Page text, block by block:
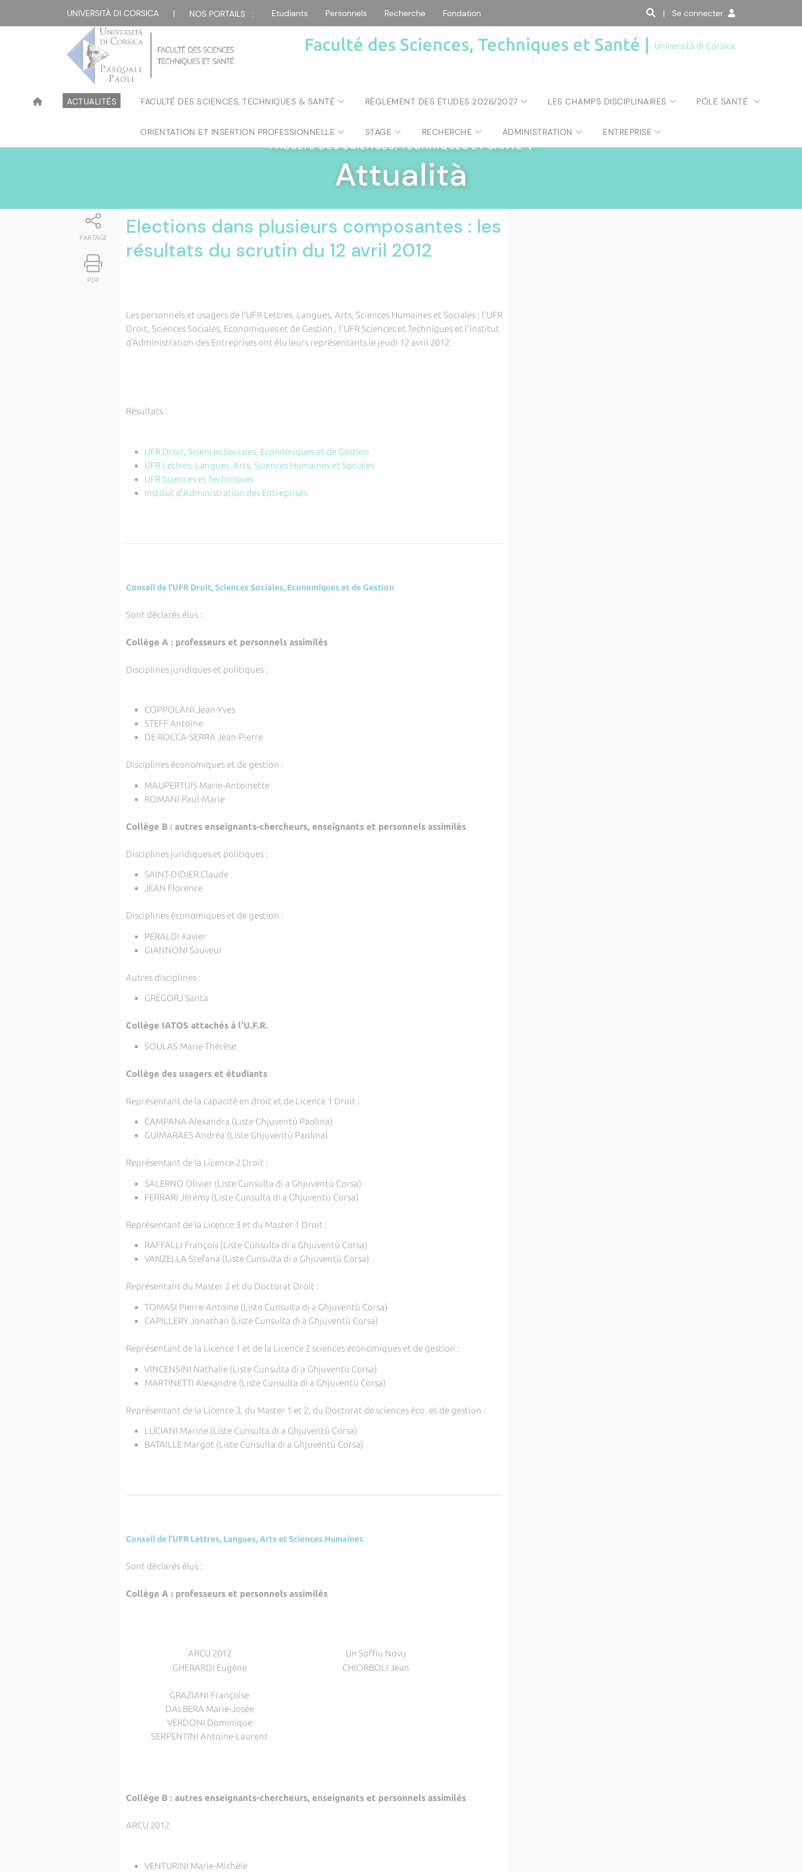
UNIVERSITÀ DI CORSICA | NOS PORTAILS : Etudiants Personnels Recherche Fondation | Se connecter
Faculté des Sciences, Techniques et Santé | Università di Corsica
ACTUALITÉS FACULTÉ DES SCIENCES, TECHNIQUES & SANTÉ RÈGLEMENT DES ÉTUDES 2026/2027 LES CHAMPS DISCIPLINAIRES PÔLE SANTÉ
ORIENTATION ET INSERTION PROFESSIONNELLE STAGE RECHERCHE ADMINISTRATION ENTREPRISE
FACULTÉ DES SCIENCES, TECHNIQUES ET SANTÉ|
Attualità
PARTAGE
PDF
Elections dans plusieurs composantes : les
résultats du scrutin du 12 avril 2012
Les personnels et usagers de l’UFR Lettres, Langues, Arts, Sciences Humaines et Sociales ; l'UFR
Droit, Sciences Sociales, Economiques et de Gestion ; l'UFR Sciences et Techniques et l'Institut
d’Administration des Entreprises ont élu leurs représentants le jeudi 12 avril 2012.
Résultats :
UFR Droit, Sciences Sociales, Economiques et de Gestion
UFR Lettres, Langues, Arts, Sciences Humaines et Sociales
UFR Sciences et Techniques
Institut d'Administration des Entreprises
Conseil de l’UFR Droit, Sciences Sociales, Economiques et de Gestion
Sont déclarés élus :
Collège A : professeurs et personnels assimilés
Disciplines juridiques et politiques :
COPPOLANI Jean-Yves
STEFF Antoine
DE ROCCA-SERRA Jean-Pierre
Disciplines économiques et de gestion :
MAUPERTUIS Marie-Antoinette
ROMANI Paul-Marie
Collège B : autres enseignants-chercheurs, enseignants et personnels assimilés
Disciplines juridiques et politiques :
SAINT-DIDIER Claude
JEAN Florence
Disciplines économiques et de gestion :
PERALDI Xavier
GIANNONI Sauveur
Autres disciplines :
GREGORJ Santa
Collège IATOS attachés à l'U.F.R.
SOULAS Marie-Thérèse
Collège des usagers et étudiants
Représentant de la capacité en droit et de Licence 1 Droit :
CAMPANA Alexandra (Liste Ghjuventù Paolina)
GUIMARAES Andréa (Liste Ghjuventù Paolina)
Représentant de la Licence 2 Droit :
SALERNO Olivier (Liste Cunsulta di a Ghjuventù Corsa)
FERRARI Jérémy (Liste Cunsulta di a Ghjuventù Corsa)
Représentant de la Licence 3 et du Master 1 Droit :
RAFFALLI François (Liste Cunsulta di a Ghjuventù Corsa)
VANZELLA Stefana (Liste Cunsulta di a Ghjuventù Corsa)
Représentant du Master 2 et du Doctorat Droit :
TOMASI Pierre-Antoine (Liste Cunsulta di a Ghjuventù Corsa)
CAPILLERY Jonathan (Liste Cunsulta di a Ghjuventù Corsa)
Représentant de la Licence 1 et de la Licence 2 sciences économiques et de gestion :
VINCENSINI Nathalie (Liste Cunsulta di a Ghjuventù Corsa)
MARTINETTI Alexandre (Liste Cunsulta di a Ghjuventù Corsa)
Représentant de la Licence 3, du Master 1 et 2, du Doctorat de sciences éco. et de gestion :
LUCIANI Marine (Liste Cunsulta di a Ghjuventù Corsa)
BATAILLE Margot (Liste Cunsulta di a Ghjuventù Corsa)
Conseil de l’UFR Lettres, Langues, Arts et Sciences Humaines
Sont déclarés élus :
Collège A : professeurs et personnels assimilés
ARCU 2012
Un Soffiu Novu
GHERARDI Eugène
GRAZIANI Françoise
DALBERA Marie-Josée
VERDONI Dominique
SERPENTINI Antoine-Laurent
CHIORBOLI Jean
Collège B : autres enseignants-chercheurs, enseignants et personnels assimilés
ARCU 2012
VENTURINI Marie-Michèle